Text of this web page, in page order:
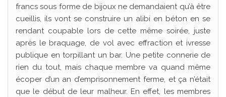
francs sous forme de bijoux ne demandaient qu’à être
cueillis, ils vont se construire un alibi en béton en se
rendant coupable lors de cette même soirée, juste
après le braquage, de vol avec effraction et ivresse
publique en torpillant un bar. Une petite connerie de
rien du tout, mais chaque membre va quand même
écoper d’un an d’emprisonnement ferme, et ça n’était
que le début de leur malheur. En effet, les membres